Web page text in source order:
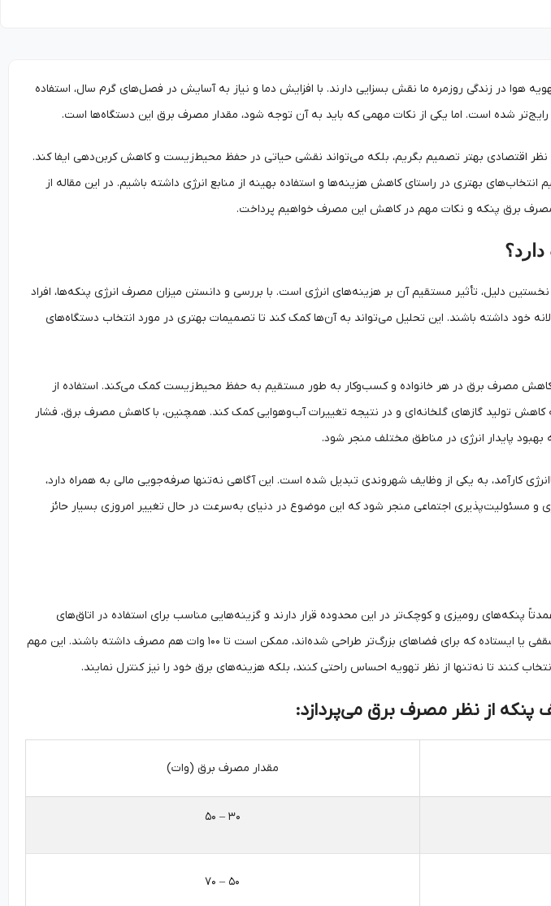
هوا در زندگی روزمره ما نقش بسزایی دارند. با افزایش دما و نیاز به آسایش در فصل‌های گرم سال، استفاده
شده است. اما یکی از نکات مهمی که باید به آن توجه شود، مقدار مصرف برق این دستگاه‌ها است.
اقتصادی بهتر تصمیم بگریم، بلکه می‌تواند نقشی حیاتی در حفظ محیط‌زیست و کاهش کربن‌دهی ایفا کند.
بهتری در راستای کاهش هزینه‌ها و استفاده بهینه از منابع انرژی داشته باشیم. در این مقاله از
برق پنکه‌ و نکات مهم در کاهش این مصرف خواهیم پرداخت.
دلیل، تأثیر مستقیم آن بر هزینه‌های انرژی است. با بررسی و دانستن میزان مصرف انرژی پنکه‌ها، افراد
خود داشته باشند. این تحلیل می‌تواند به آن‌ها کمک کند تا تصمیمات بهتری در مورد انتخاب دستگاه‌های
کاهش مصرف برق در هر خانواده و کسب‌وکار به طور مستقیم به حفظ محیط‌زیست کمک می‌کند. استفاده از
کاهش تولید گازهای گلخانه‌ای و در نتیجه تغییرات آب‌وهوایی کمک کند. همچنین، با کاهش مصرف برق، فشار
پایدار انرژی در مناطق مختلف منجر شود.
کارآمد، به یکی از وظایف شهروندی تبدیل شده است. این آگاهی نه‌تنها صرفه‌جویی مالی به همراه دارد،
و مسئولیت‌پذیری اجتماعی منجر شود که این موضوع در دنیای به‌سرعت در حال تغییر امروزی بسیار حائز
برق مصرف می‌کند. عمدتاً پنکه‌های رومیزی و کوچک‌تر در این محدوده قرار دارند و گزینه‌هایی مناسب برای استفاده در اتاق‌های
کوچکتر هستند. برخی مدل‌های بزرگ‌تر، مانند پنکه‌های سقفی یا ایستاده که برای فضاهای بزرگ‌تر طراحی شده‌اند، ممکن است تا ۱۰۰ وات هم مصرف داشته باشند. این مهم
کنند تا نه‌تنها از نظر تهویه احساس راحتی کنند، بلکه هزینه‌های برق خود را نیز کنترل نمایند.
از نظر مصرف برق می‌پردازد:
مقدار مصرف برق (وات)